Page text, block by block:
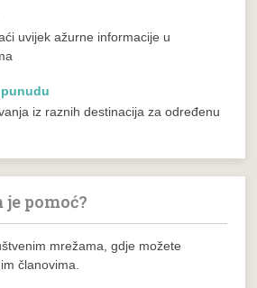
uvijek ažurne informacije u
iz raznih destinacija za određenu
pomoć?
mrežama, gdje možete
članovima.